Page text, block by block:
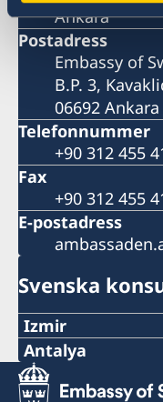
Ankara
Postadress
Embassy of
B.P. 3,
06692 Ankara
Telefonnummer
+90 312 455
Fax
+90 312 455
E-postadress
Svenska
Izmir
Telefonnummer
+90 549 211 79 91
Antalya
Telefonnummer